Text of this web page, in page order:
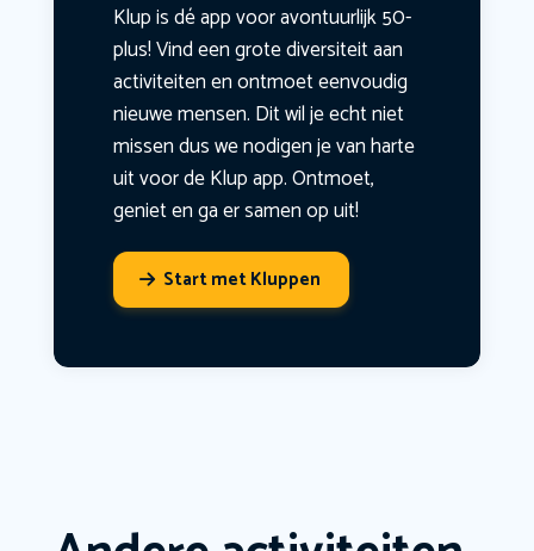
Klup is dé app voor avontuurlijk 50-
plus! Vind een grote diversiteit aan
activiteiten en ontmoet eenvoudig
nieuwe mensen. Dit wil je echt niet
missen dus we nodigen je van harte
uit voor de Klup app. Ontmoet,
geniet en ga er samen op uit!
Start met Kluppen